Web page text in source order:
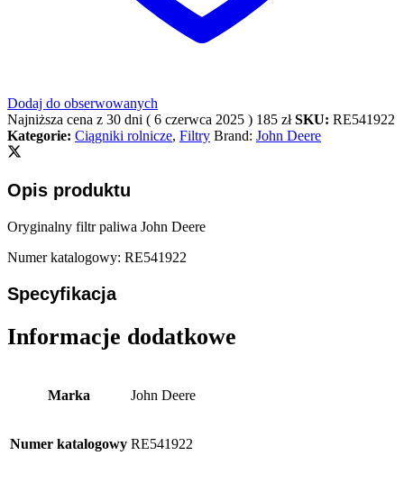
Dodaj do obserwowanych
Najniższa cena z 30 dni ( 6 czerwca 2025 ) 185 zł SKU: RE541922
Kategorie: Ciągniki rolnicze, Filtry Brand: John Deere
Opis produktu
Oryginalny filtr paliwa John Deere
Numer katalogowy: RE541922
Specyfikacja
Informacje dodatkowe
Marka John Deere
Numer katalogowy RE541922